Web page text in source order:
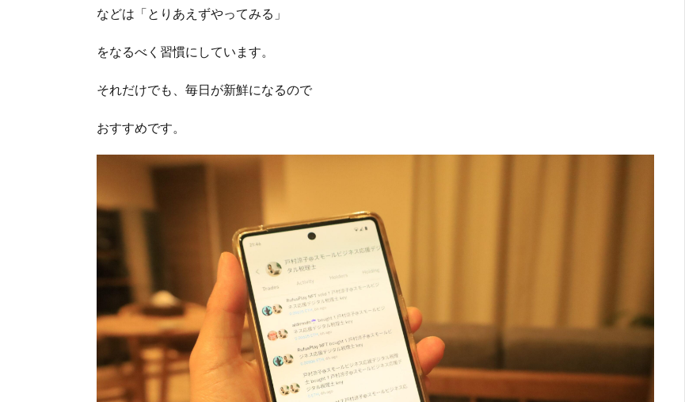
などは「とりあえずやってみる」
をなるべく習慣にしています。
それだけでも、毎日が新鮮になるので
おすすめです。